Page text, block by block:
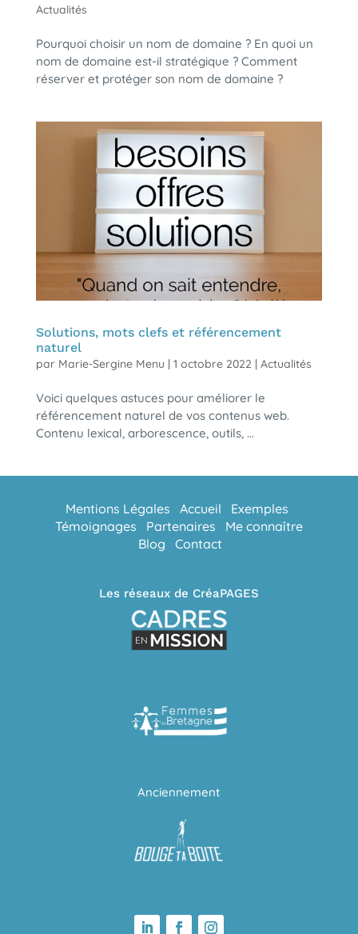
Actualités
Pourquoi choisir un nom de domaine ? En quoi un
nom de domaine est-il stratégique ? Comment
réserver et protéger son nom de domaine ?
Solutions, mots clefs et référencement
naturel
par Marie-Sergine Menu | 1 octobre 2022 | Actualités
Voici quelques astuces pour améliorer le
référencement naturel de vos contenus web.
Contenu lexical, arborescence, outils, …
Mentions Légales Accueil
Exemples
Témoignages
Partenaires
Me connaître
Blog
Contact
Les réseaux de CréaPAGES
Anciennement